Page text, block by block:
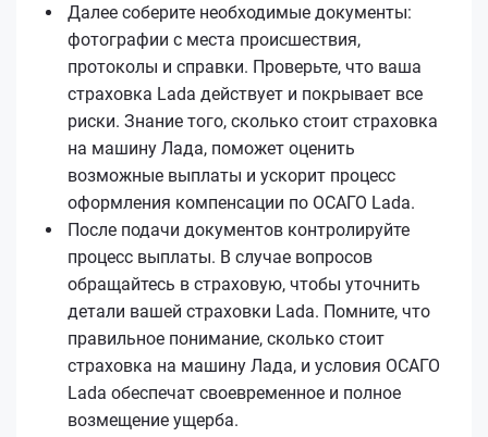
Далее соберите необходимые документы:
фотографии с места происшествия,
протоколы и справки. Проверьте, что ваша
страховка Lada действует и покрывает все
риски. Знание того, сколько стоит страховка
на машину Лада, поможет оценить
возможные выплаты и ускорит процесс
оформления компенсации по ОСАГО Lada.
После подачи документов контролируйте
процесс выплаты. В случае вопросов
обращайтесь в страховую, чтобы уточнить
детали вашей страховки Lada. Помните, что
правильное понимание, сколько стоит
страховка на машину Лада, и условия ОСАГО
Lada обеспечат своевременное и полное
возмещение ущерба.